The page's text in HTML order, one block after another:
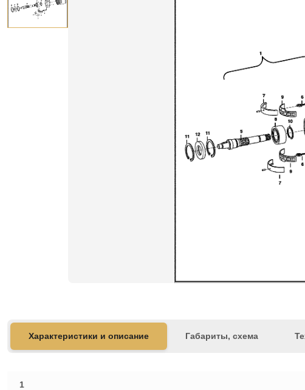
Характеристики и описание Габариты, схема
1